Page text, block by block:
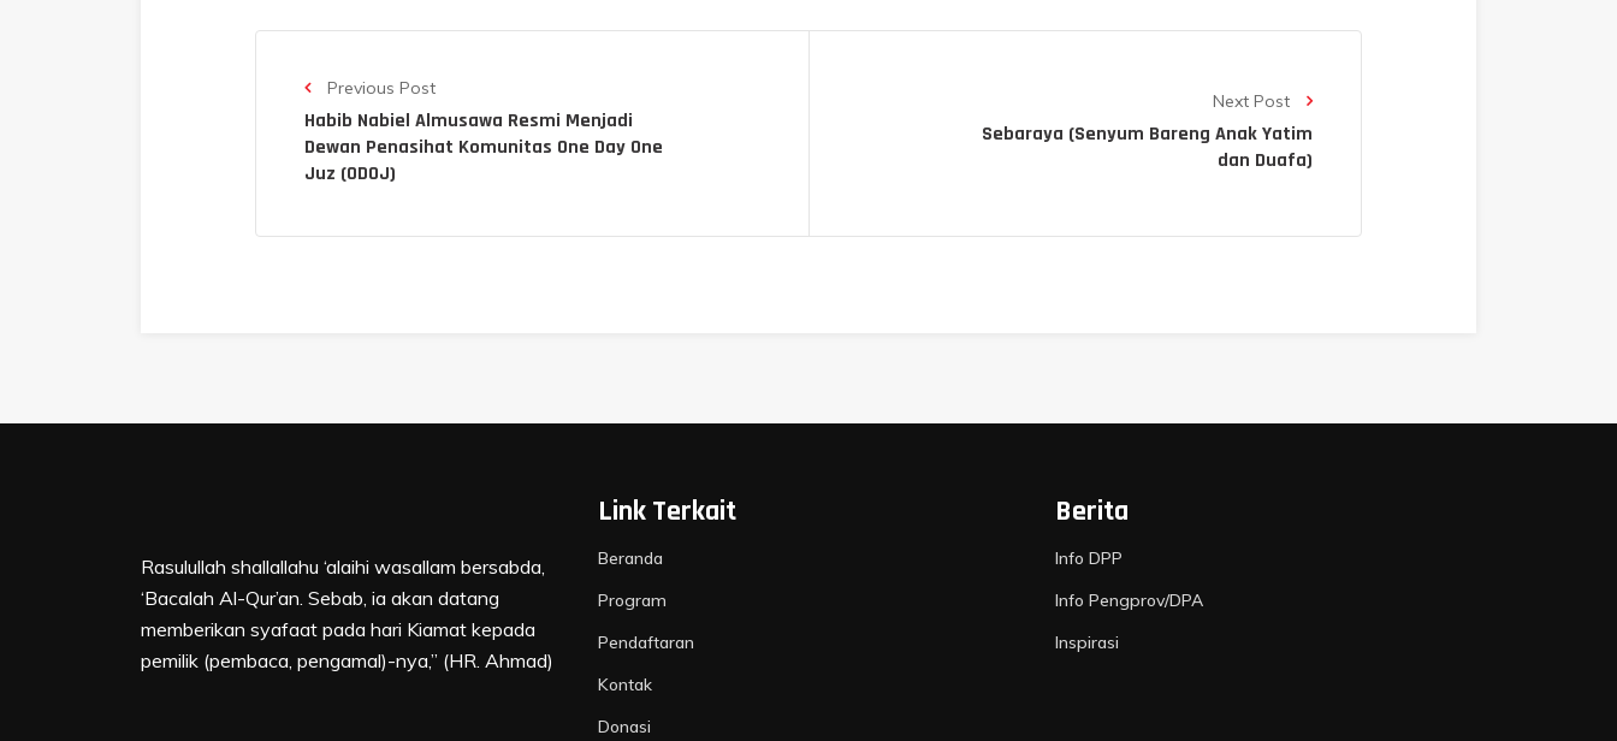
Previous Post
Habib Nabiel Almusawa Resmi Menjadi
Dewan Penasihat Komunitas One Day One
Juz (ODOJ)
Next Post
Sebaraya (Senyum Bareng Anak Yatim
dan Duafa)
Rasulullah shallallahu ‘alaihi wasallam bersabda,
‘Bacalah Al-Qur’an. Sebab, ia akan datang
memberikan syafaat pada hari Kiamat kepada
pemilik (pembaca, pengamal)-nya,” (HR. Ahmad)
Link Terkait
Beranda
Program
Pendaftaran
Kontak
Donasi
Berita
Info DPP
Info Pengprov/DPA
Inspirasi